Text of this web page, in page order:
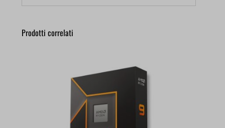
Prodotti correlati